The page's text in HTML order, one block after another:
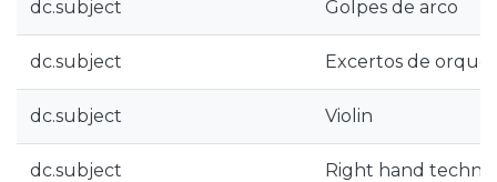
dc.subject Golpes de arco
dc.subject Excertos de
dc.subject Violin
dc.subject Right hand